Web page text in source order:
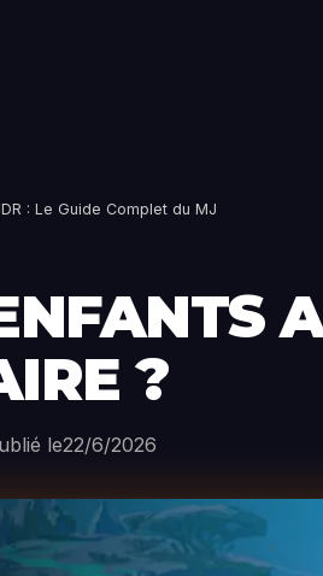
: Le Guide Complet du MJ
?
le22/6/2026